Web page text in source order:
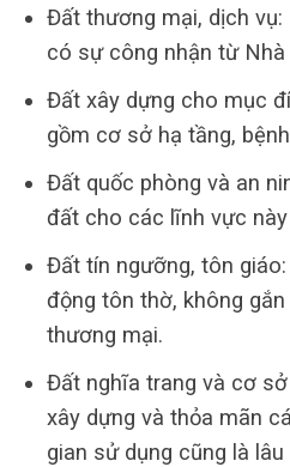
Đất thương mại, dịch
có sự công nhận từ Nhà
Đất xây dựng cho mục
gồm cơ sở hạ tầng,
Đất quốc phòng và an
đất cho các lĩnh vực này
Đất tín ngưỡng, tôn
động tôn thờ, không
thương mại.
Đất nghĩa trang và cơ
xây dựng và thỏa mãn
gian sử dụng cũng là lâu